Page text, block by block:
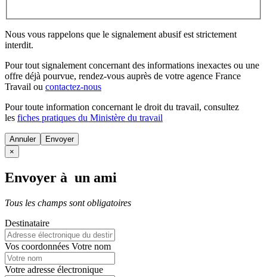
Nous vous rappelons que le signalement abusif est strictement
interdit.
Pour tout signalement concernant des informations inexactes ou une
offre déjà pourvue, rendez-vous auprès de votre agence France
Travail ou contactez-nous
Pour toute information concernant le droit du travail, consultez
les fiches pratiques du Ministère du travail
Annuler
×
Envoyer à un ami
Tous les champs sont obligatoires
Destinataire
Vos coordonnées Votre nom
Votre adresse électronique